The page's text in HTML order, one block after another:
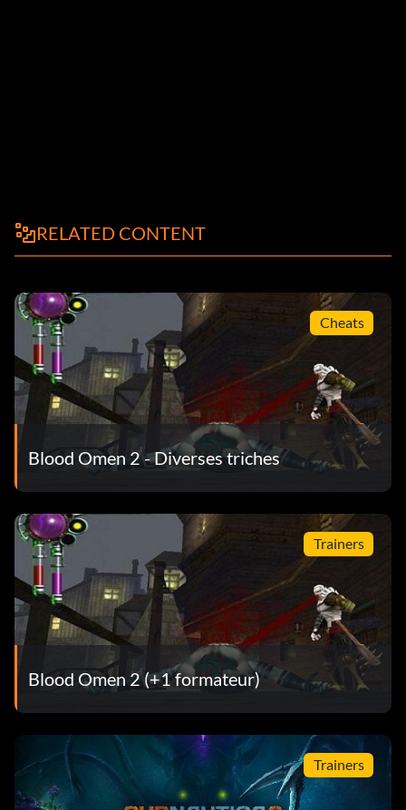
RELATED CONTENT
Cheats
Blood Omen 2 - Diverses triches
Trainers
Blood Omen 2 (+1 formateur)
Trainers